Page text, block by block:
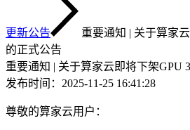
更新公告
重要通知 | 关于算家
的正式公告
重要通知 | 关于算家云即将下架GPU
发布时间： 2025-11-25 16:41:28
尊敬的算家云用户：